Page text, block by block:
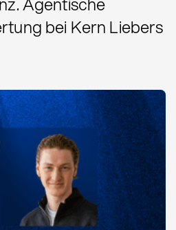
bei Kern Liebers